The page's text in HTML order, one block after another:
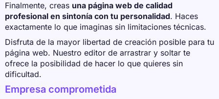
Finalmente, creas una página web de calidad
profesional en sintonía con tu personalidad. Haces
exactamente lo que imaginas sin limitaciones técnicas.
Disfruta de la mayor libertad de creación posible para tu
página web. Nuestro editor de arrastrar y soltar te
ofrece la posibilidad de hacer lo que quieres sin
dificultad.
Empresa comprometida